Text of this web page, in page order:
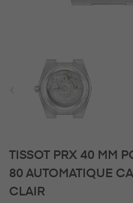
TISSOT PRX 40 MM
80 AUTOMATIQUE
CLAIR